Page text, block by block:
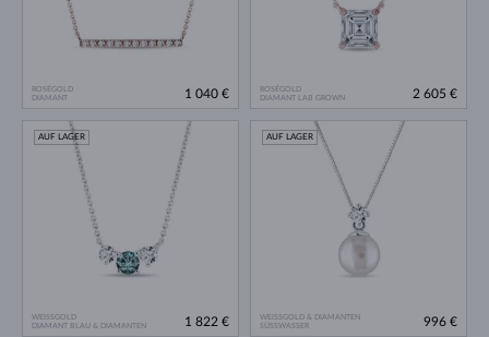
ROSÉGOLD
DIAMANT
1 040 €
ROSÉGOLD
DIAMANT LAB GROWN
2 605 €
WEISSGOLD
DIAMANT BLAU & DIAMANTEN
AUF LAGER
1 822 €
WEISSGOLD & DIAMANTEN
SÜSSWASSER
AUF LAGER
996 €